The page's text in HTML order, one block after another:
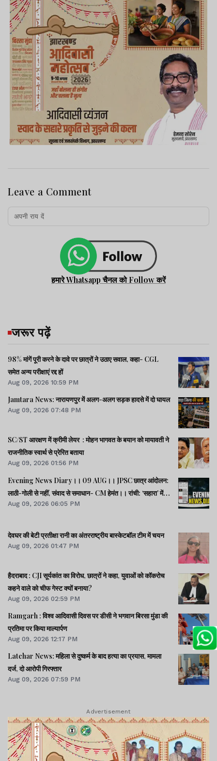
Leave a Comment
हमारे Whatsapp चैनल को Follow करें
जरूर पढ़ें
98% मांगें पूरी करने के दावे पर छात्रों ने उठाए सवाल, कहा- CGL
समेत अन्य परीक्षाएं रद्द हों
Aug 09, 2026 10:59 PM
Jamtara News: नारायणपुर में अलग-अलग सड़क हादसे में दो घायल
Aug 09, 2026 07:48 PM
SC/ST आरक्षण में क्रीमी लेयर : मोहन भागवत के बयान को मायावती ने
राजनीतिक स्वार्थ से प्रेरित बताया
Aug 09, 2026 01:56 PM
Evening News Diary।। 09 AUG।। JPSC छात्र आंदोलन:
लाठी-गोली से नहीं, संवाद से समाधान- CM हेमंत।। रांची: ‘सहारा’ में
फंसे 32600 करोड़ की वापसी को लेकर सत्याग्रह।। SC/ST क्रीमी
अन्य खबरें व वीडियो।।
Aug 09, 2026 06:05 PM
देवघर की बेटी प्रतीक्षा रानी का अंतरराष्ट्रीय बास्केटबॉल टीम में चयन
Aug 09, 2026 01:47 PM
हैदराबाद : CJI सूर्यकांत का विरोध, छात्रों ने कहा, युवाओं को कॉकरोच
कहने वाले को चीफ गेस्ट क्यों बनाया?
Aug 09, 2026 02:59 PM
Ramgarh : विश्व आदिवासी दिवस पर डीसी ने भगवान बिरसा मुंडा की
प्रतिमा पर किया माल्यार्पण
Aug 09, 2026 12:17 PM
Latehar News: महिला से दुष्कर्म के बाद हत्या का प्रयास, मामला
दर्ज, दो आरोपी गिरफ्तार
Aug 09, 2026 07:59 PM
Advertisement